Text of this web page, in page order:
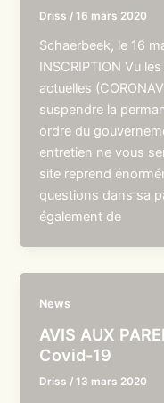
Driss /16 mars 2020
Schaerbeek, le 16
INSCRIPTION Vu
actuelles
suspendre la
ordre du
entretien ne vous
site reprend
questions dans sa
également de
News
AVIS AUX
Covid-19
Driss /13 mars 2020